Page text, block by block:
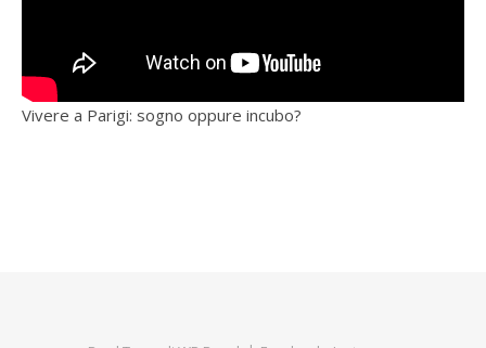
Vivere a Parigi: sogno oppure incubo?